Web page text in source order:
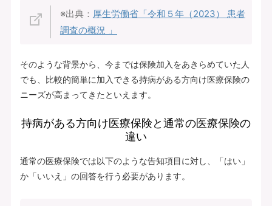
※出典： 厚生労働省「令和５年（2023） 患者
調査の概況 」
そのような背景から、今までは保険加入をあきらめていた人
でも、比較的簡単に加入できる持病がある方向け医療保険の
ニーズが高まってきたといえます。
持病がある方向け医療保険と通常の医療保険の
違い
通常の医療保険では以下のような告知項目に対し、「はい」
か「いいえ」の回答を行う必要があります。